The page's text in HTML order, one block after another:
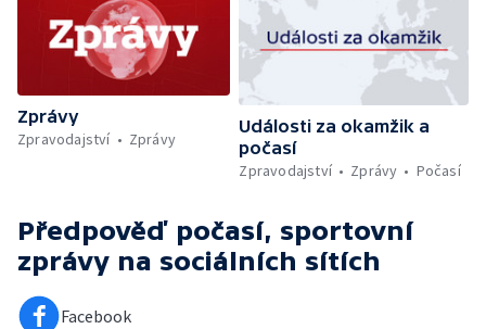
Zprávy
Zpravodajství
Zprávy
Události za okamžik a
počasí
Zpravodajství
Zprávy Počasí
Předpověď počasí, sportovní
zprávy na sociálních sítích
Facebook